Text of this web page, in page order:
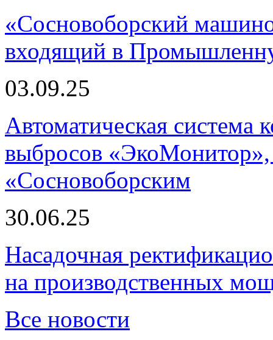
«Сосновоборский
входящий в
03.09.25
Автоматическая
выбросов «ЭкоМонитор»,
«Сосновоборским
30.06.25
Насадочная
на производственных
Все новости